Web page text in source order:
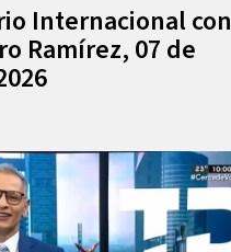
Internacional con
Ramírez, 07 de